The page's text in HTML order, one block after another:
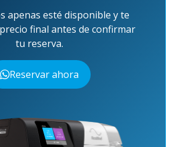
apenas esté disponible y te
final antes de confirmar
tu reserva.
Reservar ahora